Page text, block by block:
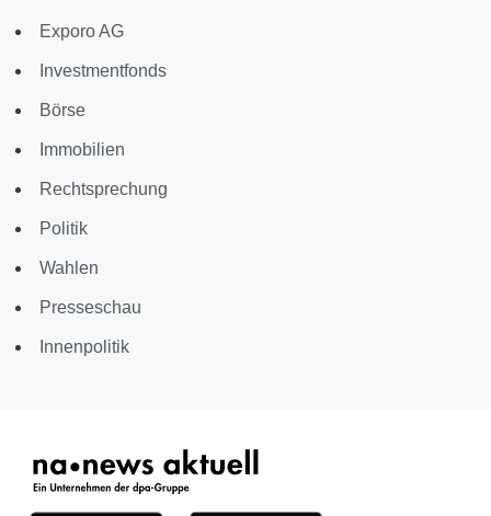
Exporo AG
Investmentfonds
Börse
Immobilien
Rechtsprechung
Politik
Wahlen
Presseschau
Innenpolitik